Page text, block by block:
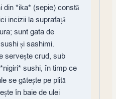
din *ika* (sepie) constă
incizii la suprafață
sunt gata de
și sashimi.
servește crud, sub
sushi, în timp ce
se gătește pe plită
în baie de ulei